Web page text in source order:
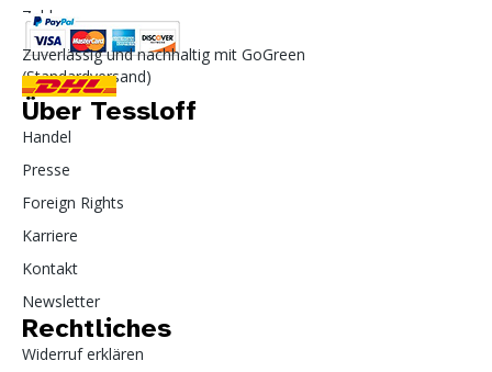
Zahlung
Zuverlässig und nachhaltig mit GoGreen
(Standardversand)
Über Tessloff
Handel
Presse
Foreign Rights
Karriere
Kontakt
Newsletter
Rechtliches
Widerruf erklären